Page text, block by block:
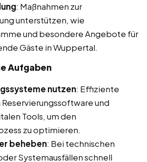
: Maßnahmen zur
unterstützen, wie
und besondere Angebote für
Gäste in Wuppertal.
Aufgaben
nutzen: Effiziente
Reservierungssoftware und
Tools, um den
zu optimieren.
beheben: Bei technischen
Systemausfällen schnell